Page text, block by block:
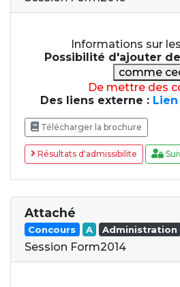
Informations sur
Possibilité d'ajouter
comme
De mettre des
Des liens externe :
Télécharger la brochure
Résultats d'admissibilite
Attaché
Concours A Administration
Session Form2014